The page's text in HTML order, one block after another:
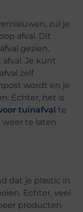
zul je
afval. Dit
gezien,
Je kunt
zelf
wordt en je
Echter, het is
tuinafval te
weer te laten
dat je plastic in
Echter, veel
producten